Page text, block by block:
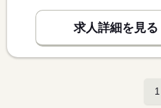
求人詳細を見る
1